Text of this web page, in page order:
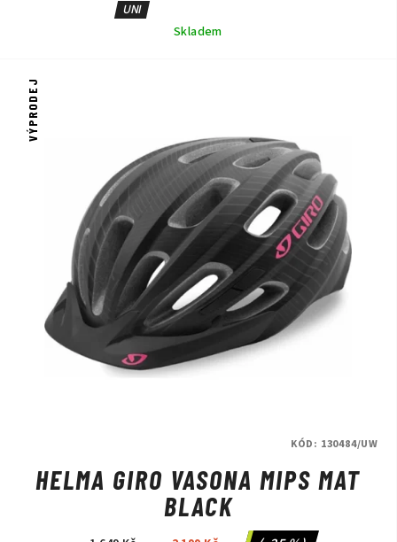
UNI
Skladem
VÝPRODEJ
HELMA GIRO VASONA MIPS MAT
BLACK
KÓD: 130484/UW